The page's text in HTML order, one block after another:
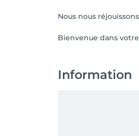
Nous nous
Bienvenue dans
Information